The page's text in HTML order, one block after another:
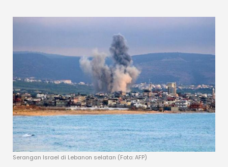
Serangan Israel di Lebanon selatan (Foto: AFP)